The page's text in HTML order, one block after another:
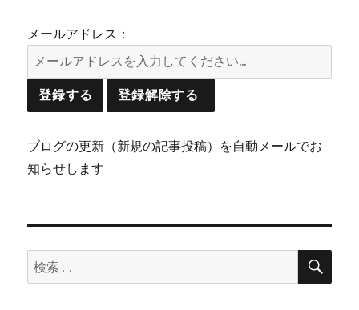
メールアドレス：
ブログの更新（新規の記事投稿）を自動メールでお
知らせします
検
索:
検